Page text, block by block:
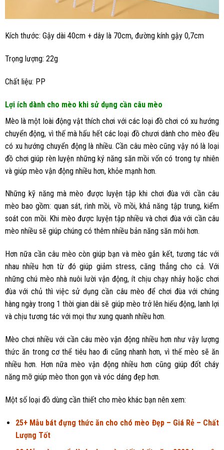
Kích thước: Gậy dài 40cm + dây là 70cm, đường kính gậy 0,7cm
Trọng lượng: 22g
Chất liệu: PP
Lợi ích dành cho mèo khi sử dụng cần câu mèo
Mèo là một loài động vật thích chơi với các loại đồ chơi có xu hướng
chuyển động, vì thế mà hấu hết các loại đồ chươi dành cho mèo đều
có xu hướng chuyển động là nhiều. Cần câu mèo cũng vậy nó là loại
đồ chơi giúp rèn luyện những ký năng săn mồi vốn có trong tự nhiên
và giúp mèo vận động nhiều hơn, khỏe mạnh hơn.
Những kỹ năng mà mèo được luyện tập khi chơi đùa với cần câu
mèo bao gồm: quan sát, rình mồi, vồ mồi, khả năng tập trung, kiểm
soát con mồi. Khi mèo được luyện tập nhiều và chơi đùa với cần câu
mèo nhiều sẽ giúp chúng có thêm nhiều bản năng săn môi hơn.
Hơn nữa cần câu mèo còn giúp bạn và mèo gắn kết, tương tác với
nhau nhiều hơn từ đó giúp giảm stress, căng thẳng cho cả. Với
những chú mèo nhà nuôi lười vận động, ít chịu chạy nhảy hoặc chơi
đùa với chủ thì việc sử dụng cần câu mèo để chơi đùa với chúng
hàng ngày trong 1 thời gian dài sẽ giúp mèo trở lên hiếu động, lanh lợi
và chịu tương tác với mọi thư xung quanh nhiều hơn.
Mèo chơi nhiều với cần câu mèo vận động nhiều hơn như vậy lượng
thức ăn trong cơ thể tiêu hao đi cũng nhanh hơn, vì thế mèo sẽ ăn
nhiều hơn. Hơn nữa mèo vận động nhiều hơn cũng giúp đốt cháy
năng mỡ giúp mèo thon gọn và vóc dáng đẹp hơn.
Một số loại đồ dùng cần thiết cho mèo khác bạn nên xem:
25+ Mẫu bát đựng thức ăn cho chó mèo Đẹp – Giá Rẻ – Chất
Lượng Tốt